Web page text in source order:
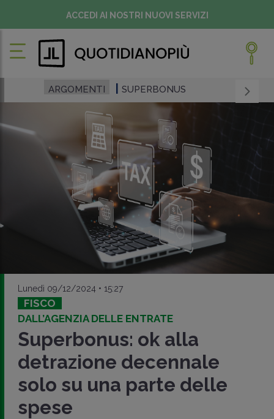
ACCEDI AI NOSTRI NUOVI SERVIZI
ARGOMENTI SUPERBONUS
Lunedì 09/12/2024 • 15:27
FISCO
DALL’AGENZIA DELLE ENTRATE
Superbonus: ok alla
detrazione decennale
solo su una parte delle
spese